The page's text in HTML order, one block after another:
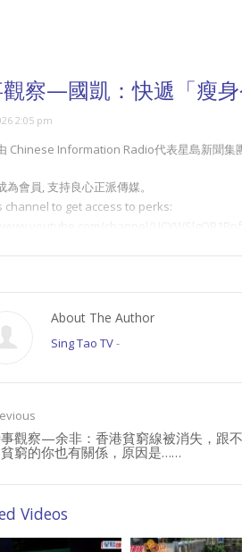
察—國凱：快遞「瘦身
2:05 pm
Chinese Information Radio代表星島新聞集
為會員, 支持良心正派傳媒。
channel to get access to perks:
channel/
About The Author
Sing Tao TV-
觀察—余非：香港貧窮線被消失，跟不
窮的你也有關係，原因是……
Videos